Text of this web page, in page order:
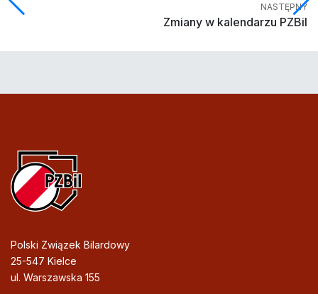
NASTĘPNY
Zmiany w kalendarzu PZBil
Polski Związek Bilardowy
25-547 Kielce
ul. Warszawska 155